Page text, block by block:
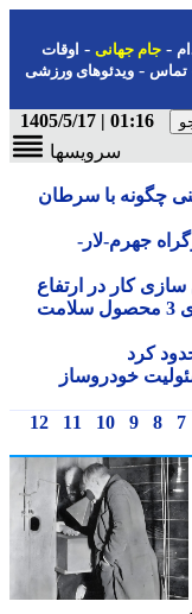
جام جهانی-اوقات
-ویدئوهای ورزشی
01:16 | 1405/5/17
سرویسها
چگونه با سرطان
بزرگراه جهرم-لار-
کار در ارتفاع
سازمان غذا و دارو برای جمع آوری 3 محصول سلامت
کرد
خودروساز
8
9
10
11
12